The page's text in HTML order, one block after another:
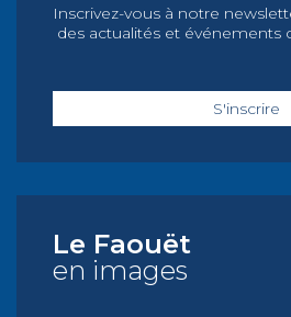
Inscrivez-vous à notre
des actualités et
S'inscrire
Le Faouët
en images